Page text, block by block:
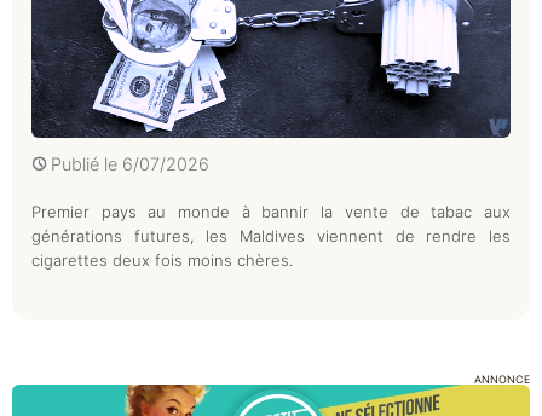
Publié le 6/07/2026
Premier pays au monde à bannir la vente de tabac aux
générations futures, les Maldives viennent de rendre les
cigarettes deux fois moins chères.
ANNONCE